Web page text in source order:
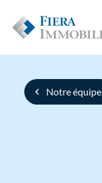
Notre équipe